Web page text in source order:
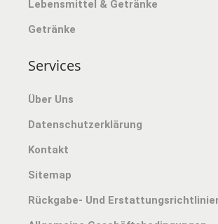
Lebensmittel & Getränke
Getränke
Services
Über Uns
Datenschutzerklärung
Kontakt
Sitemap
Rückgabe- Und